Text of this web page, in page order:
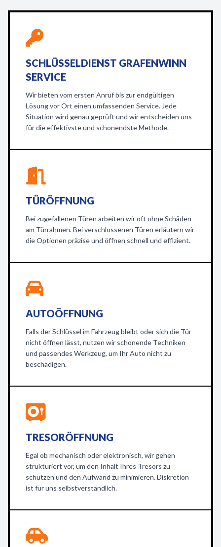
SCHLÜSSELDIENST GRAFENWINN
SERVICE
Wir bieten vom ersten Anruf bis zur endgültigen
Lösung vor Ort einen umfassenden Service. Jede
Situation wird genau geprüft und wir entscheiden uns
für die effektivste und schonendste Methode.
TÜRÖFFNUNG
Bei zugefallenen Türen arbeiten wir oft ohne Schäden
am Türrahmen. Bei verschlossenen Türen erläutern wir
die Optionen präzise und öffnen schnell und effizient.
AUTOÖFFNUNG
Falls der Schlüssel im Fahrzeug bleibt oder sich die Tür
nicht öffnen lässt, nutzen wir schonende Techniken
und passendes Werkzeug, um Ihr Auto nicht zu
beschädigen.
TRESORÖFFNUNG
Egal ob mechanisch oder elektronisch, wir gehen
strukturiert vor, um den Inhalt Ihres Tresors zu
schützen und den Aufwand zu minimieren. Diskretion
ist für uns selbstverständlich.